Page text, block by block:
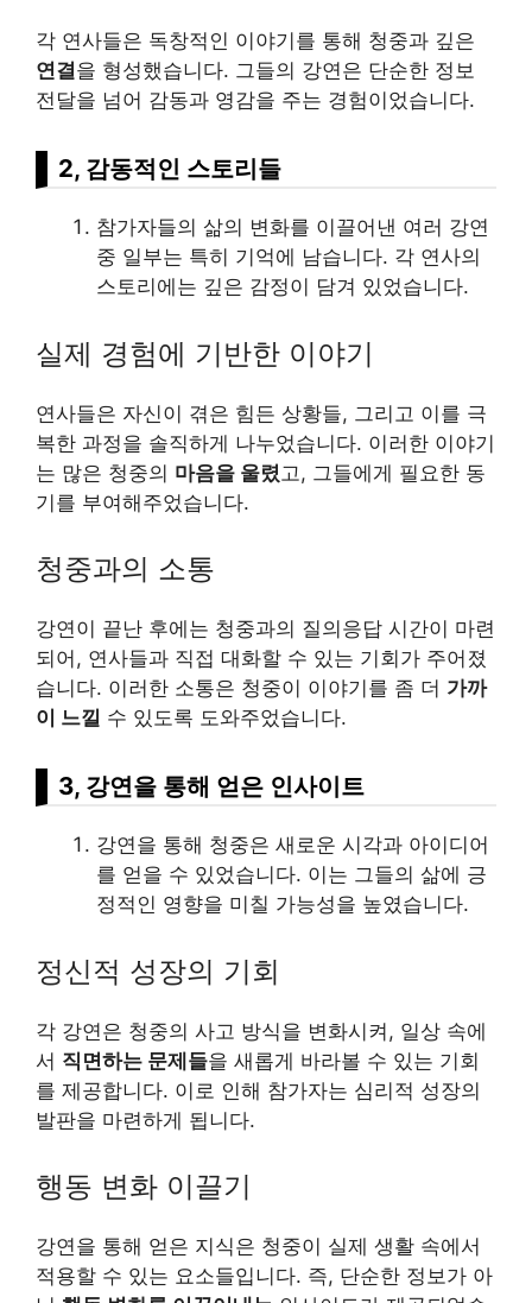
각 연사들은 독창적인 이야기를 통해 청중과 깊은
연결을 형성했습니다. 그들의 강연은 단순한 정보
전달을 넘어 감동과 영감을 주는 경험이었습니다.
2, 감동적인 스토리들
참가자들의 삶의 변화를 이끌어낸 여러 강연
중 일부는 특히 기억에 남습니다. 각 연사의
스토리에는 깊은 감정이 담겨 있었습니다.
실제 경험에 기반한 이야기
연사들은 자신이 겪은 힘든 상황들, 그리고 이를 극
복한 과정을 솔직하게 나누었습니다. 이러한 이야기
는 많은 청중의 마음을 울렸 고, 그들에게 필요한 동
기를 부여해주었습니다.
청중과의 소통
강연이 끝난 후에는 청중과의 질의응답 시간이 마련
되어, 연사들과 직접 대화할 수 있는 기회가 주어졌
습니다. 이러한 소통은 청중이 이야기를 좀 더 가까
이 느낄 수 있도록 도와주었습니다.
3, 강연을 통해 얻은 인사이트
강연을 통해 청중은 새로운 시각과 아이디어
를 얻을 수 있었습니다. 이는 그들의 삶에 긍
정적인 영향을 미칠 가능성을 높였습니다.
정신적 성장의 기회
각 강연은 청중의 사고 방식을 변화시켜, 일상 속에
서 직면하는 문제들을 새롭게 바라볼 수 있는 기회
를 제공합니다. 이로 인해 참가자는 심리적 성장의
발판을 마련하게 됩니다.
행동 변화 이끌기
강연을 통해 얻은 지식은 청중이 실제 생활 속에서
적용할 수 있는 요소들입니다. 즉, 단순한 정보가 아